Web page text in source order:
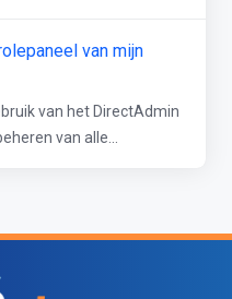
van mijn
van het DirectAdmin
van alle...